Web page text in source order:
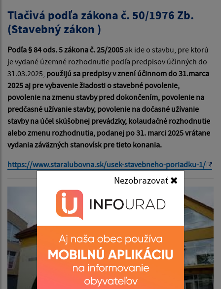
Nezobrazovať
Tlačivá podľa zákona č. 50/1976 Zb.
(Stavebný zákon )
Podľa § 84 ods. 5 zákona č. 25/2005 ak ide o stavbu, pre ktorú
je vydané územné rozhodnutie podľa predpisov účinných do
31.03.2025, použijú sa predpisy v znení účinnom do 31.marca
2025 aj pre vybavenie žiadosti o stavebné povolenie,
povolenie na zmenu stavby pred dokončením, povolenie na
predčasné užívanie stavby, povolenie na dočasné užívanie
stavby na účel skúšobnej prevádzky, kolaudačné rozhodnutie
alebo zmenu rozhodnutia, podanej po 31. marci 2025 vrátane
vydania záväzných stanovísk pre tieto konania.
https://www.staralubovna.sk/usek-stavebneho-poriadku-1/